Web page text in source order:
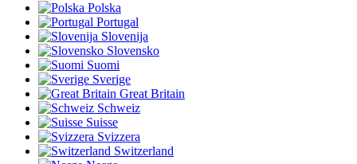
Polska
Portugal
Slovenija
Slovensko
Suomi
Sverige
Great Britain
Schweiz
Suisse
Svizzera
Switzerland